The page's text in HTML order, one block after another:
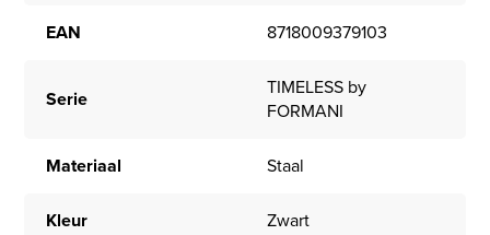
EAN 8718009379103
Serie
TIMELESS by
FORMANI
Materiaal Staal
Kleur Zwart